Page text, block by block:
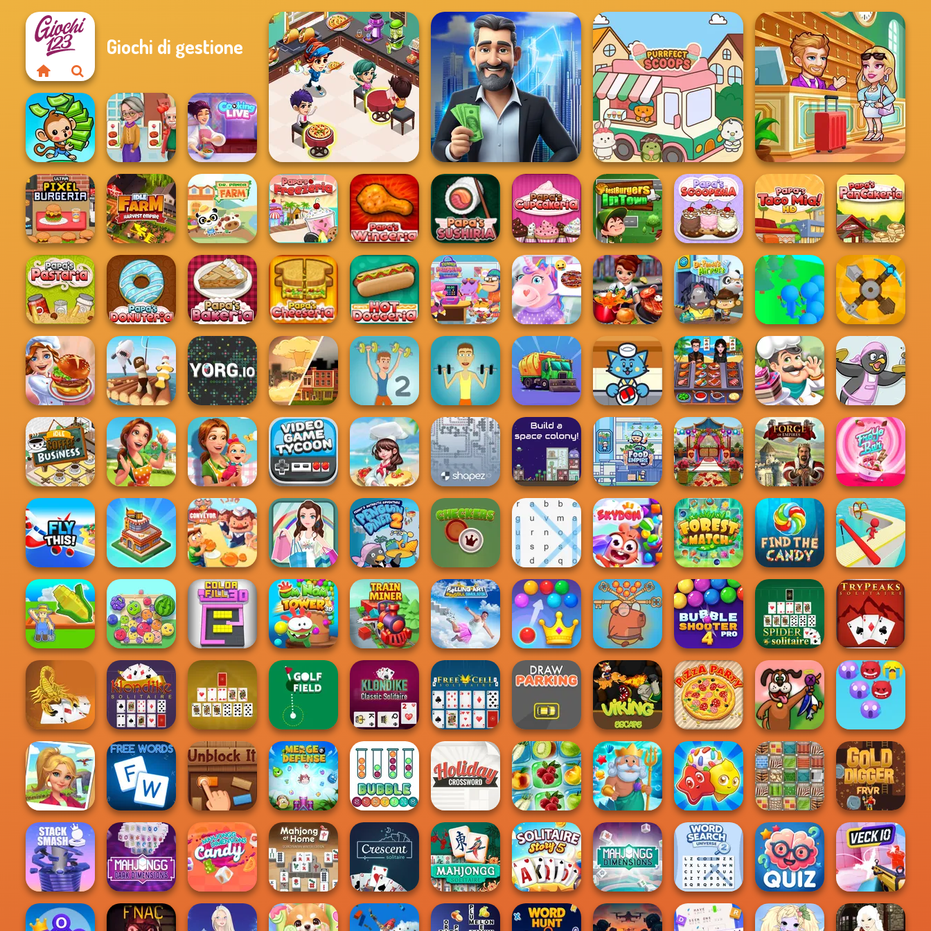
Giochi di gestione
Cooking Restaurant
Kitchen
LandLord Rent out - Real
Estat...
Purr-fect Scoops Hotel Fever Tycoon
Mini Monkey Mart
Cooking
Madness
Cooking Live: Be
a Chef&Cook
Ultra Pixel
Burgeria
Idle Farm Dr. Panda Farm Papa's Freezeria Papa's Wingeria Papa's Sushiria
Papa's
Cupcakeria
Best Burgers In
Town
Papa's
Scooperia
Papa's Taco Mia
Papa's
Pancakeria
Papa's Pastaria Papa's Donuteria Papa's Bakeria Papa's Cheeseria
Papa's Hot
Doggeria
Funny Shopping
Supermarket
Unicorns
Donuteria
Cooking Fast Dr. Panda Airport
Crowd
Lumberjack
Craft Drill
Cooking Festival Raft Life YORG.io End of War Muscle Clicker 2 Muscle Clicker Eco Recycler Sushi Supply Co.
Cooking Chef -
Food Fever
Cake Shop Penguin Diner
Idle Coffee
Business
Delicious -
Emily's Home
Sweet...
Delicious -
Emily's New
Beginn...
Video Game
Tycoon
Dream Chefs Shapez.io The Final Earth 2
Idle Food Empire
Inc.
Mary Knots
Garden Wedding
Hidd...
Forge of Empires FroYo Bar
Fly THIS!
Shopping Mall
Tycoon
Conveyor Deli Shopping Street Penguin Diner 2 Checkers Word Search Skydom Forest Match Find the Candy Fun Race 3D
My Garden
Journey
Fruit Party Color Fill 3D
Om Nom Tower
3D
Train Miner
Falling Art
Ragdoll
Simulator
Blast
Save Baby
Capybaras: Pull
Pin
Bubble Shooter
Pro 4
Spider Solitaire Tripeaks Solitaire
Scorpion
Solitaire
Klondike
Solitaire Classic
Pyramid Solitaire Golf Field
Klondike Classic
Solitaire
Free Cell Solitaire Draw Parking Viking Escape Pizza Party Duck Hunter
Emoji Bubble
Shooter
Tropical Merge Free Words Unblock It Merge Defense Bubble Sorting
Holiday
Crossword
Fruit Connect 2 Fish Story Candy Riddles Patterns Link
Gold Digger
FRVR